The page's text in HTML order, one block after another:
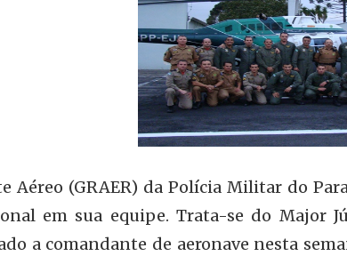
Aéreo (GRAER) da Polícia Militar do
em sua equipe. Trata-se do Major
a comandante de aeronave nesta